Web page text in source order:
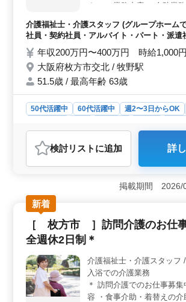
ことができます。 車通勤も可能です。枚
費支給もあり、通勤の負担が軽減されま
す〜 ・業務内容・ 介助業
書類整理 サービス利用者の
助言 等 ・ポイント・ 週2
車通勤可能 ベテランさん大
皆様のご応募お待ちしてお
介護福祉士・介護スタッフ (グループホーム
社員・契約社員・アルバイト・パート・派遣
年収200万円〜400万円 時給1,000
大阪府枚方市交北 / 牧野駅
51.5歳 / 最高年齢 63歳
50代活躍中 60代活躍中 週2〜3日からOK
介護福祉士・介護スタッ
おすすめポイント
＜働きやすさ＞ 週5日勤務可能な方を大
も可能です。週2〜3日からの勤務も可能
き方ができます。女性や中高年の方も活躍
ホームな職場環境が整っています。週休2
が可能で安定した就業環境です。 ＜
事介助や排泄介助、レクリエーション、書
介護業務に加えて利用者様や家族との相談
し、その人らしい生活を支えます。
週2〜3日からの勤務も可能で車通勤もOK
完備や交通費支給など福利厚生が整って
用者様とのコミュニケーションを大切に
検討リスト に追加 詳
掲載期間 2026/
新着
［ 枚方市 ］訪問介護のお仕
全週休2日制＊
介護福祉士・介護スタッフ / 訪問介護・訪問
入浴での介護業務
＊ 訪問介護でのお仕事募
容 ・食事介助・着替えの介